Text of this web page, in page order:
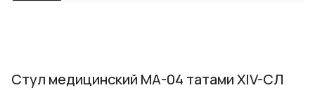
Стул медицинский МА-04 татами ХIV-СЛ